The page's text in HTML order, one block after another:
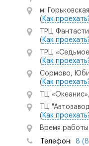
м.
( Как
ТРЦ
( Как
ТРЦ
( Как
Сормово,
( Как
ТЦ
ТЦ
( Как
Время
Телефон: 8